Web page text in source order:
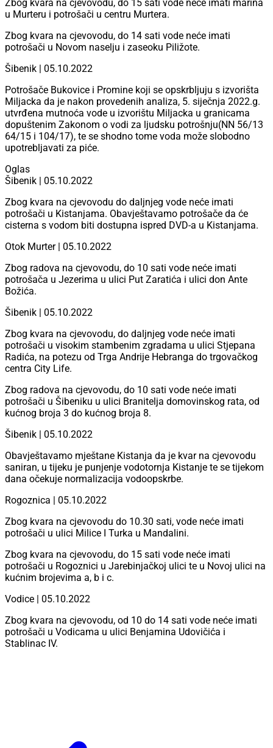
Zbog kvara na cjevovodu, do 15 sati vode neće imati marina
u Murteru i potrošači u centru Murtera.
Zbog kvara na cjevovodu, do 14 sati vode neće imati
potrošači u Novom naselju i zaseoku Piližote.
Šibenik | 05.10.2022
Potrošače Bukovice i Promine koji se opskrbljuju s izvorišta
Miljacka da je nakon provedenih analiza, 5. siječnja 2022.g.
utvrđena mutnoća vode u izvorištu Miljacka u granicama
dopuštenim Zakonom o vodi za ljudsku potrošnju(NN 56/13
64/15 i 104/17), te se shodno tome voda može slobodno
upotrebljavati za piće.
Oglas
Šibenik | 05.10.2022
Zbog kvara na cjevovodu do daljnjeg vode neće imati
potrošači u Kistanjama. Obavještavamo potrošače da će
cisterna s vodom biti dostupna ispred DVD-a u Kistanjama.
Otok Murter | 05.10.2022
Zbog radova na cjevovodu, do 10 sati vode neće imati
potrošača u Jezerima u ulici Put Zaratića i ulici don Ante
Božića.
Šibenik | 05.10.2022
Zbog kvara na cjevovodu, do daljnjeg vode neće imati
potrošači u visokim stambenim zgradama u ulici Stjepana
Radića, na potezu od Trga Andrije Hebranga do trgovačkog
centra City Life.
Zbog radova na cjevovodu, do 10 sati vode neće imati
potrošači u Šibeniku u ulici Branitelja domovinskog rata, od
kućnog broja 3 do kućnog broja 8.
Šibenik | 05.10.2022
Obavještavamo mještane Kistanja da je kvar na cjevovodu
saniran, u tijeku je punjenje vodotornja Kistanje te se tijekom
dana očekuje normalizacija vodoopskrbe.
Rogoznica | 05.10.2022
Zbog kvara na cjevovodu do 10.30 sati, vode neće imati
potrošači u ulici Milice I Turka u Mandalini.
Zbog kvara na cjevovodu, do 15 sati vode neće imati
potrošači u Rogoznici u Jarebinjačkoj ulici te u Novoj ulici na
kućnim brojevima a, b i c.
Vodice | 05.10.2022
Zbog kvara na cjevovodu, od 10 do 14 sati vode neće imati
potrošači u Vodicama u ulici Benjamina Udovičića i
Stablinac IV.